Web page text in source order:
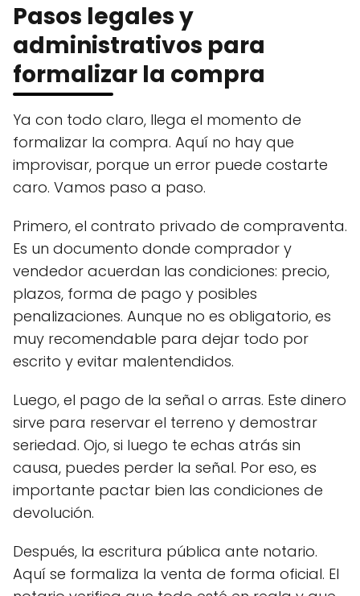
Pasos legales y
administrativos para
formalizar la compra
Ya con todo claro, llega el momento de
formalizar la compra. Aquí no hay que
improvisar, porque un error puede costarte
caro. Vamos paso a paso.
Primero, el contrato privado de compraventa.
Es un documento donde comprador y
vendedor acuerdan las condiciones: precio,
plazos, forma de pago y posibles
penalizaciones. Aunque no es obligatorio, es
muy recomendable para dejar todo por
escrito y evitar malentendidos.
Luego, el pago de la señal o arras. Este dinero
sirve para reservar el terreno y demostrar
seriedad. Ojo, si luego te echas atrás sin
causa, puedes perder la señal. Por eso, es
importante pactar bien las condiciones de
devolución.
Después, la escritura pública ante notario.
Aquí se formaliza la venta de forma oficial. El